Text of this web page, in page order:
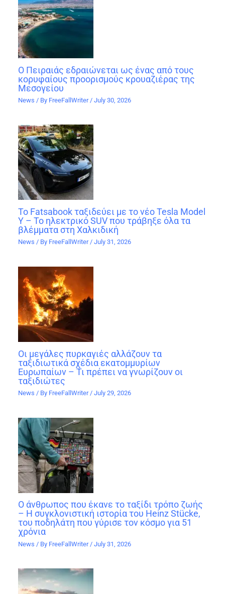
Ο Πειραιάς εδραιώνεται ως ένας από τους
κορυφαίους προορισμούς κρουαζιέρας της
Μεσογείου
News / By FreeFallWriter /July 30, 2026
Το Fatsabook ταξιδεύει με το νέο Tesla Model
Y – Το ηλεκτρικό SUV που τράβηξε όλα τα
βλέμματα στη Χαλκιδική
News / By FreeFallWriter/July 31, 2026
Οι μεγάλες πυρκαγιές αλλάζουν τα
ταξιδιωτικά σχέδια εκατομμυρίων
Ευρωπαίων – Τι πρέπει να γνωρίζουν οι
ταξιδιώτες
News / By FreeFallWriter /July 29, 2026
Ο άνθρωπος που έκανε το ταξίδι τρόπο ζωής
– Η συγκλονιστική ιστορία του Heinz Stücke,
του ποδηλάτη που γύρισε τον κόσμο για 51
χρόνια
News / By FreeFallWriter /July 31, 2026